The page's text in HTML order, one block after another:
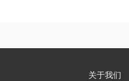
关于我们